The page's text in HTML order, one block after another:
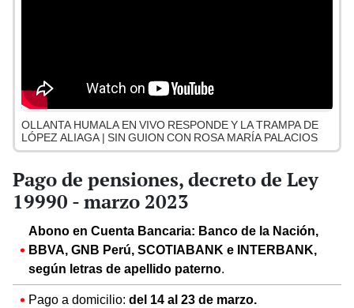
OLLANTA HUMALA EN VIVO RESPONDE Y LA TRAMPA DE
LÓPEZ ALIAGA | SIN GUION CON ROSA MARÍA PALACIOS
Pago de pensiones, decreto de Ley
19990 - marzo 2023
Abono en Cuenta Bancaria: Banco de la Nación,
BBVA, GNB Perú, SCOTIABANK e INTERBANK,
según letras de apellido paterno.
Pago a domicilio: del 14 al 23 de marzo.